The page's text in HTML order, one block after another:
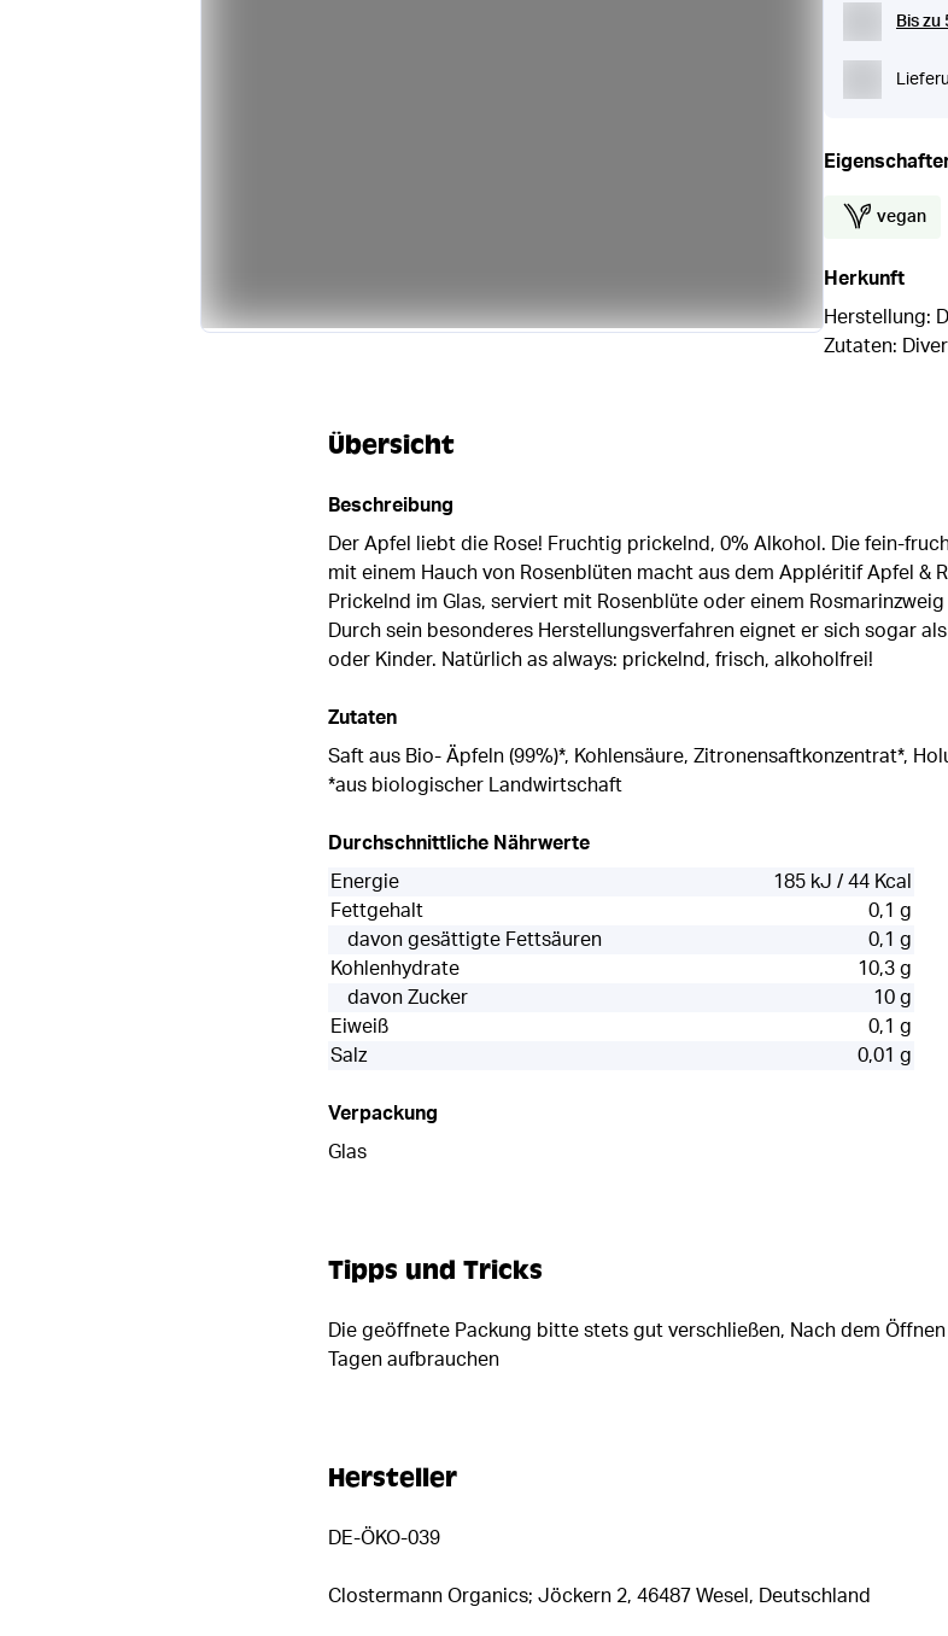
Bis
vegan
Herkunft
Herstellung:
Zutaten:
Übersicht
Beschreibung
Der Apfel liebt die Rose! Fruchtig prickelnd, 0% Alkohol. Die fein-
mit einem Hauch von Rosenblüten macht aus dem Appléritif Apfel &
Prickelnd im Glas, serviert mit Rosenblüte oder einem
Durch sein besonderes Herstellungsverfahren eignet er sich sogar
oder Kinder. Natürlich as always: prickelnd, frisch, alkoholfrei!
Zutaten
Saft aus Bio- Äpfeln (99%)*, Kohlensäure, Zitronensaftkonzentrat*,
*aus biologischer Landwirtschaft
Durchschnittliche Nährwerte
Energie
185 kJ / 44 Kcal
Fettgehalt
0,1 g
davon gesättigte Fettsäuren
0,1 g
Kohlenhydrate
10,3 g
davon Zucker
10 g
Eiweiß
0,1 g
Salz
0,01 g
Verpackung
Glas
Tipps und Tricks
Die geöffnete Packung bitte stets gut verschließen, Nach dem
Tagen aufbrauchen
Hersteller
DE-ÖKO-039
Clostermann Organics; Jöckern 2, 46487 Wesel, Deutschland